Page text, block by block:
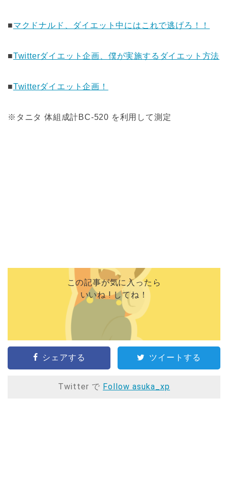
■マクドナルド、ダイエット中にはこれで逃げろ！！
■Twitterダイエット企画、僕が実施するダイエット方法
■Twitterダイエット企画！
※タニタ 体組成計BC-520 を利用して測定
この記事が気に入ったら
いいね ! してね！
シェアする ツイートする
Twitter で Follow asuka_xp